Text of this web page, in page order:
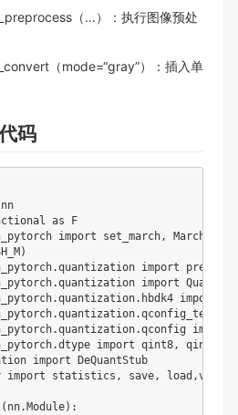
（…）：执行图像预处
（mode=“gray”）：插入单
码
as F
import set_march, March
import prepare,
import
import
import
import qint8, qint16
import DeQuantStub
import statistics, save,